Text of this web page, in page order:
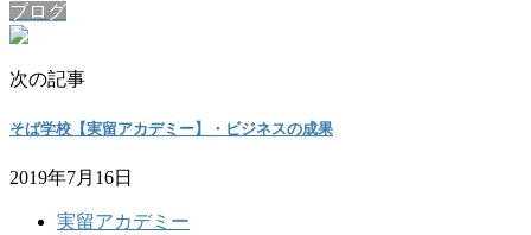
ブログ
次の記事
そば学校【実留アカデミー】・ビジネスの成果
2019年7月16日
実留アカデミー